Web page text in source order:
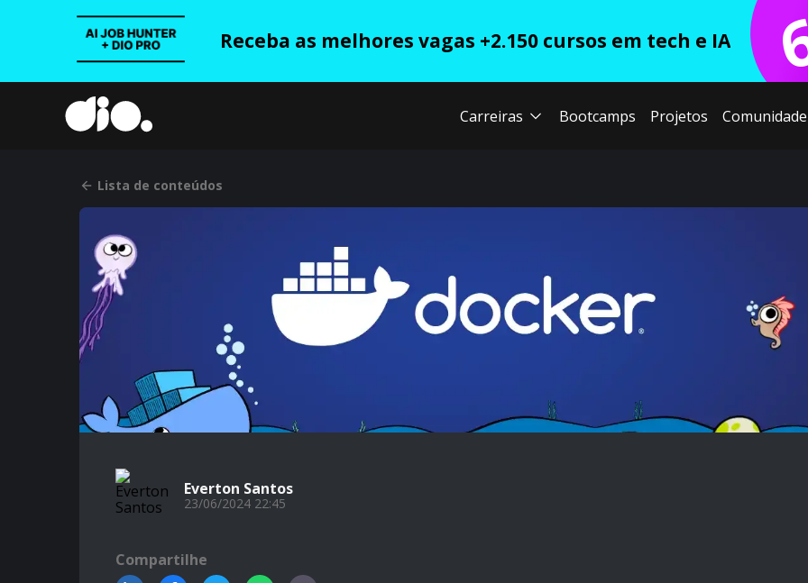
Receba as melhores vagas +2.150 cursos em tech e IA
Carreiras Bootcamps Projetos Comunidade
Lista de conteúdos
Everton Santos
23/06/2024 22:45
Compartilhe